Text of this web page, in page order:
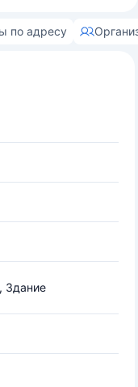
по адресу
Здание